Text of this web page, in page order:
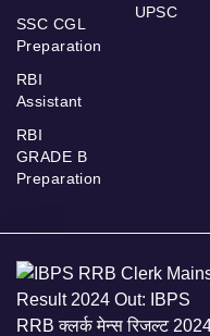
SSC CGL
Preparation
RBI
Assistant
RBI
GRADE B
Preparation
UPSC